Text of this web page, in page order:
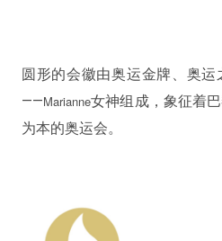
圆形的会徽由奥运金牌、奥
——Marianne女神组成，象征着
为本的奥运会。